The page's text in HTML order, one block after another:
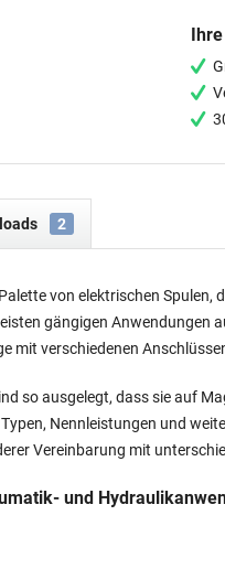
2
von elektrischen
gängigen Anwendungen
mit verschiedenen
so ausgelegt, dass sie auf
Nennleistungen und
Vereinbarung mit
und